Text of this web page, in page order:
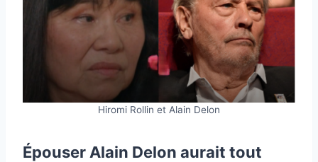
Hiromi Rollin et Alain Delon
Épouser Alain Delon aurait tout